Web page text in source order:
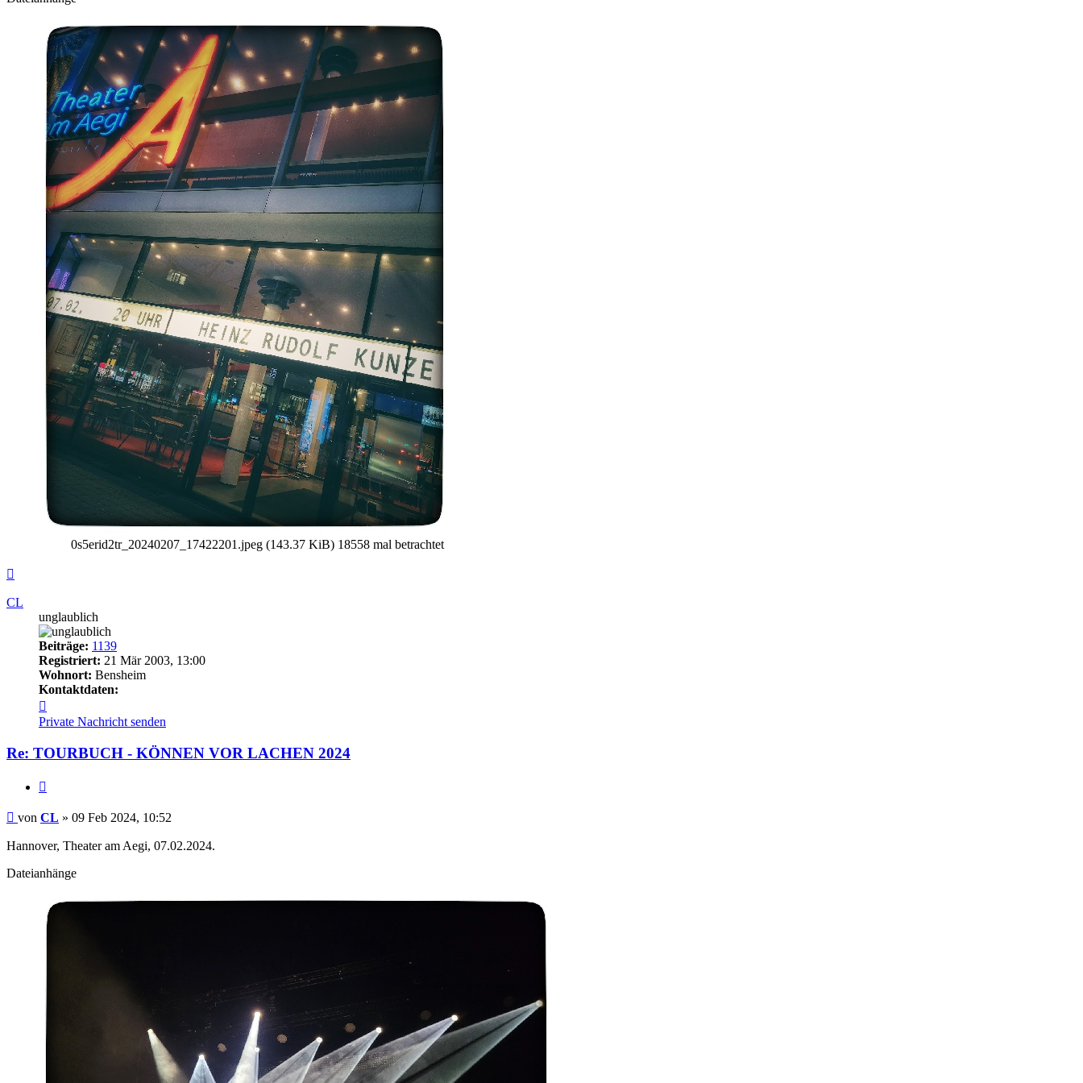
0s5erid2tr_20240207_17422201.jpeg (143.37 KiB) 18558 mal betrachtet
CL
unglaublich
Beiträge: 1139
Registriert: 21 Mär 2003, 13:00
Wohnort: Bensheim
Kontaktdaten:
von
CL
Private Nachricht senden
Re: TOURBUCH - KÖNNEN VOR LACHEN 2024
Beitrag
von CL » 09 Feb 2024, 10:52
Hannover, Theater am Aegi, 07.02.2024.
Dateianhänge